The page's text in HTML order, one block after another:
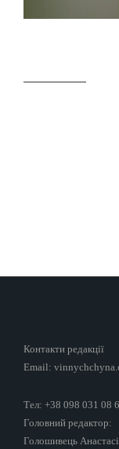
Контакти редакції
Email:
Тел: +38 098 031 08
Головний редактор:
Голошивець